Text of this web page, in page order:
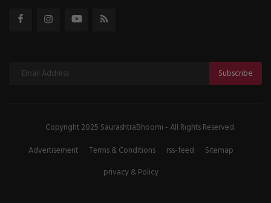
Subscribe
Copyright 2025 SaurashtraBhoomi - All Rights Reserved.
Advertisement
Terms & Conditions rss-feed
Sitemap
privacy & Policy